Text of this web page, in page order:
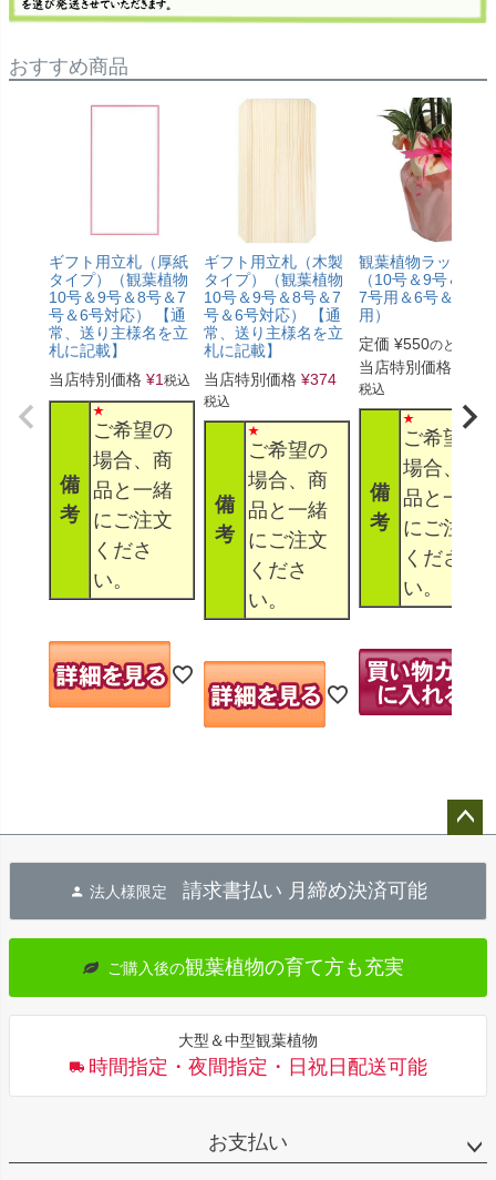
おすすめ商品
ギフト用立札（厚紙
タイプ）（観葉植物
10号＆9号＆8号＆7
号＆6号対応） 【通
常、送り主様名を立
札に記載】
当店特別価格 ¥1 税込
備
考
ご希望の
場合、商
品と一緒
にご注文
くださ
い。
ギフト用立札（木製
タイプ）（観葉植物
10号＆9号＆8号＆7
号＆6号対応） 【通
常、送り主様名を立
札に記載】
当店特別価格 ¥374
税込
備
考
ご希望の
場合、商
品と一緒
にご注文
くださ
い。
観葉植物ラッピン
（10号＆9号＆8号
7号用＆6号＆5号
用）
定価 ¥550のところ
当店特別価格
税込
備
考
ご希望の
場合、商
品と一緒
にご注文
くださ
い。
へ
法人様限定 請求書払い 月締め決済可能
ご購入後の観葉植物の育て方も充実
大型＆中型観葉植物
時間指定・夜間指定・日祝日配送可能
お支払い